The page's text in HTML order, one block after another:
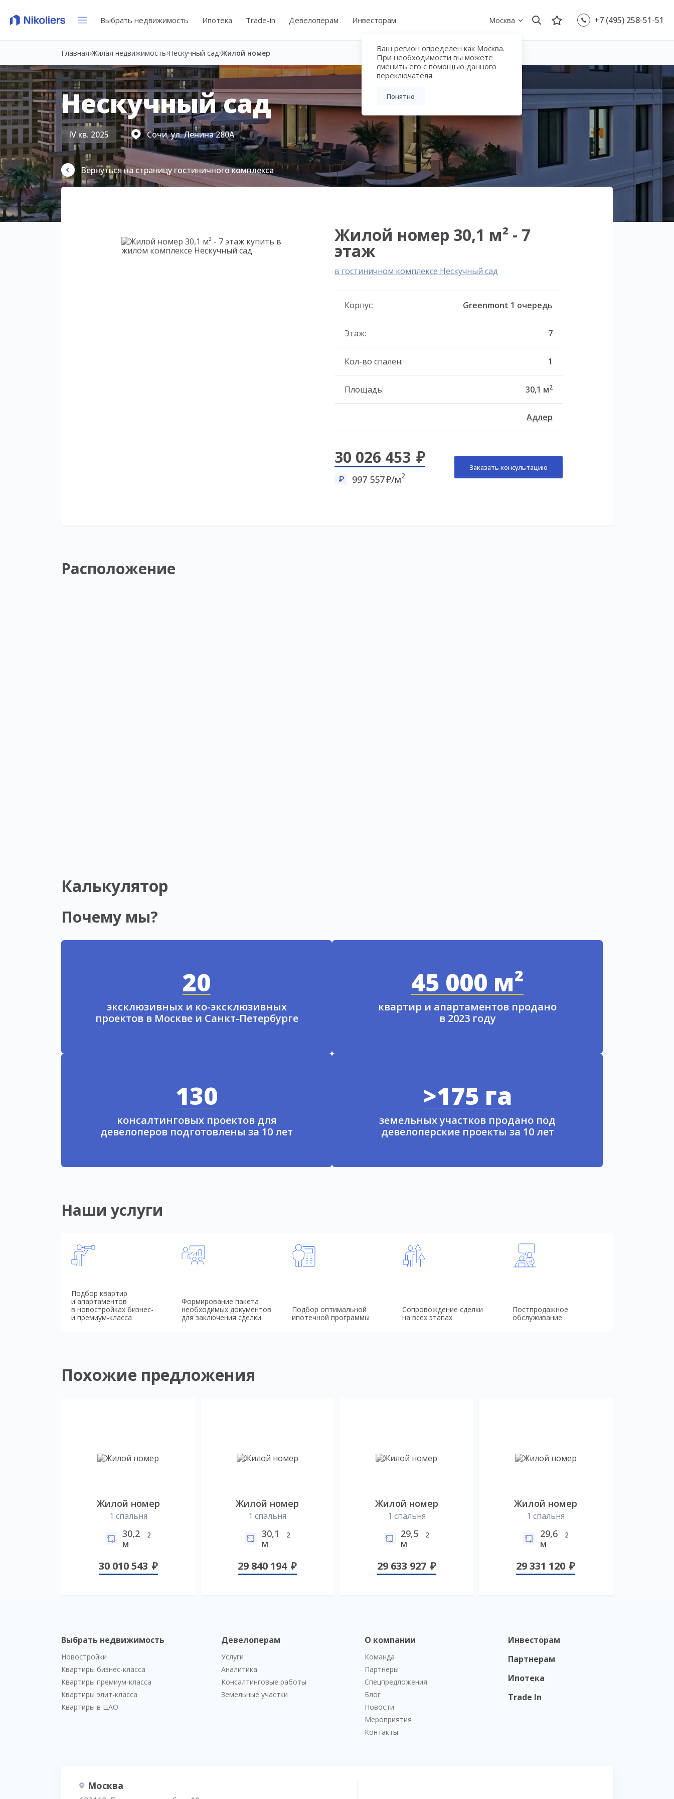
Выбрать недвижимость Ипотека Trade-in Девелоперам Инвесторам Москва
Ваш регион определен как Москва.
При необходимости вы можете
сменить его с помощью данного
переключателя.
Понятно
+7 (495) 258-51-51
Главная Жилая недвижимость Нескучный сад Жилой номер
Нескучный сад
IV кв. 2025 Сочи, ул. Ленина 280А
Вернуться на страницу гостиничного комплекса
Жилой номер 30,1 м² - 7
этаж
в гостиничном комплексе Нескучный сад
Корпус: Greenmont 1 очередь
Этаж: 7
Кол-во спален: 1
Площадь: 30,1 м2
Адлер
30 026 453
997 557 /м2
Заказать консультацию
Расположение
Калькулятор
Почему мы?
20
эксклюзивных и ко-эксклюзивных
проектов в Москве и Санкт-Петербурге
45 000 м²
квартир и апартаментов продано
в 2023 году
130
консалтинговых проектов для
девелоперов подготовлены за 10 лет
>175 га
земельных участков продано под
девелоперские проекты за 10 лет
Наши услуги
Подбор квартир
и апартаментов
в новостройках бизнес-
и премиум-класса
Формирование пакета
необходимых документов
для заключения сделки
Подбор оптимальной
ипотечной программы
Сопровождение сделки
на всех этапах
Постпродажное
обслуживание
Похожие предложения
Жилой номер
1 спальня
30,2
м
2
30 010 543
Жилой номер
1 спальня
30,1
м
2
29 840 194
Жилой номер
1 спальня
29,5
м
2
29 633 927
Жилой номер
1 спальня
29,6
м
2
29 331 120
Выбрать недвижимость
Новостройки
Квартиры бизнес-класса
Квартиры премиум-класса
Квартиры элит-класса
Квартиры в ЦАО
Девелоперам
Услуги
Аналитика
Консалтинговые работы
Земельные участки
О компании
Команда
Партнеры
Спецпредложения
Блог
Новости
Мероприятия
Контакты
Инвесторам
Партнерам
Ипотека
Trade In
Москва